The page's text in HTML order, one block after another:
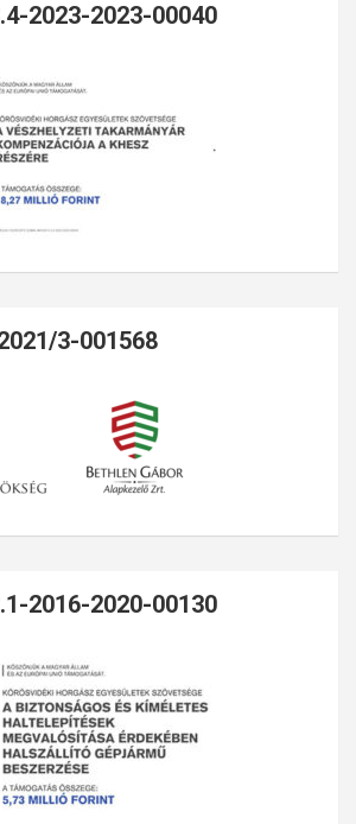
2023-2023-00040
3-001568
2016-2020-00130